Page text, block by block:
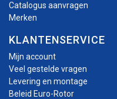
Catalogus aanvragen
Merken
KLANTENSERVICE
Mijn account
Veel gestelde vragen
Levering en montage
Beleid Euro-Rotor